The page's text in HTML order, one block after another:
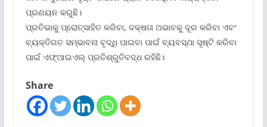
ପ୍ରଣୟନ କରୁଛି।
ପ୍ରତିଭାକୁ ପ୍ରୋତ୍ସାହିତ କରିବା, ଦକ୍ଷତା ଅଭାବକୁ ଦୂର କରିବା ଏବଂ
ବ୍ୟକ୍ତିଗତ ସମ୍ଭାବନା ବୃଦ୍ଧି ପାଇବା ପାଇଁ ବ୍ୟବସ୍ଥା ସୃଷ୍ଟି କରିବା
ପାଇଁ ଏଫ୍‌ଆଇଏଲ୍ ପ୍ରତିଶ୍ରୁତିବଦ୍ଧ ରହିଛି।
Share